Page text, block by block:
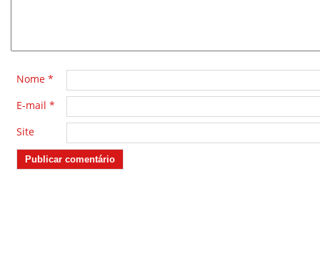
Nome *
E-mail *
Site